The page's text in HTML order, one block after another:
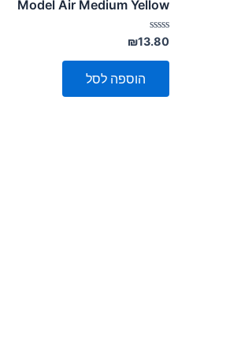
Model Air Medium Yellow
דורג
0
מתוך
₪13.80
הוספה לסל